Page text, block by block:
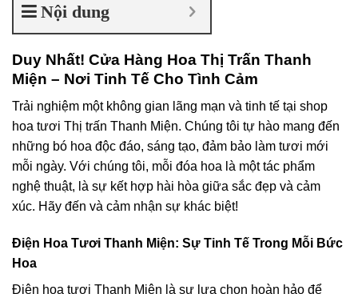
Nội dung
Duy Nhất! Cửa Hàng Hoa Thị Trấn Thanh
Miện – Nơi Tinh Tế Cho Tình Cảm
Trải nghiệm một không gian lãng mạn và tinh tế tại shop
hoa tươi Thị trấn Thanh Miện. Chúng tôi tự hào mang đến
những bó hoa độc đáo, sáng tạo, đảm bảo làm tươi mới
mỗi ngày. Với chúng tôi, mỗi đóa hoa là một tác phẩm
nghệ thuật, là sự kết hợp hài hòa giữa sắc đẹp và cảm
xúc. Hãy đến và cảm nhận sự khác biệt!
Điện Hoa Tươi Thanh Miện: Sự Tinh Tế Trong Mỗi Bức
Hoa
Điện hoa tươi Thanh Miện là sự lựa chọn hoàn hảo để